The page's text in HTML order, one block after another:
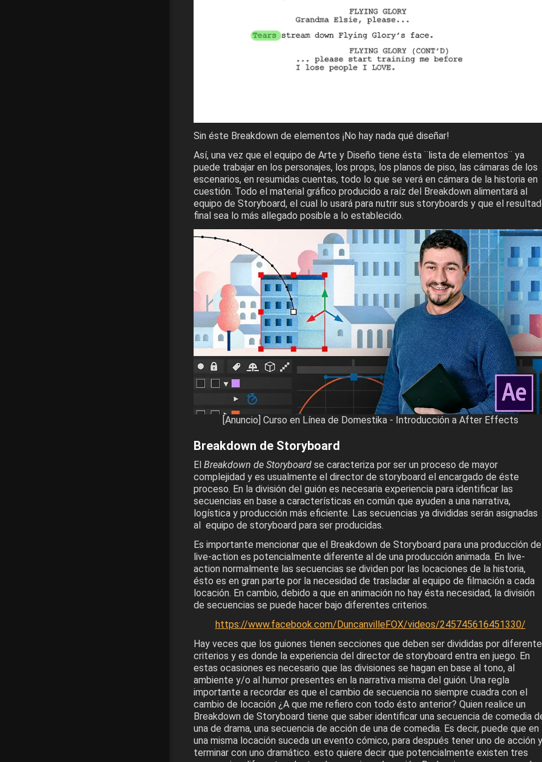
Sin éste Breakdown de elementos ¡No hay nada qué diseñar!
Así, una vez que el equipo de Arte y Diseño tiene ésta ¨lista de elementos¨ ya
puede trabajar en los personajes, los props, los planos de piso, las cámaras de los
escenarios, en resumidas cuentas, todo lo que se verá en cámara de la historia en
cuestión. Todo el material gráfico producido a raíz del Breakdown alimentará al
equipo de Storyboard, el cual lo usará para nutrir sus storyboards y que el
final sea lo más allegado posible a lo establecido.
[Anuncio] Curso en Línea de Domestika - Introducción a After Effects
Breakdown de Storyboard
El Breakdown de Storyboard se caracteriza por ser un proceso de mayor
complejidad y es usualmente el director de storyboard el encargado de éste
proceso. En la división del guión es necesaria experiencia para identificar las
secuencias en base a características en común que ayuden a una narrativa,
logística y producción más eficiente. Las secuencias ya divididas serán asignadas
al equipo de storyboard para ser producidas.
Es importante mencionar que el Breakdown de Storyboard para una producción de
live-action es potencialmente diferente al de una producción animada. En live-
action normalmente las secuencias se dividen por las locaciones de la historia,
ésto es en gran parte por la necesidad de trasladar al equipo de filmación a cada
locación. En cambio, debido a que en animación no hay ésta necesidad, la división
de secuencias se puede hacer bajo diferentes criterios.
https://www.facebook.com/DuncanvilleFOX/videos/245745616451330/
Hay veces que los guiones tienen secciones que deben ser divididas por
criterios y es donde la experiencia del director de storyboard entra en juego. En
estas ocasiones es necesario que las divisiones se hagan en base al tono, al
ambiente y/o al humor presentes en la narrativa misma del guión. Una regla
importante a recordar es que el cambio de secuencia no siempre cuadra con el
cambio de locación ¿A que me refiero con todo ésto anterior? Quien realice un
Breakdown de Storyboard tiene que saber identificar una secuencia de comedia
una de drama, una secuencia de acción de una de comedia. Es decir, puede que en
una misma locación suceda un evento cómico, para después tener uno de acción y
terminar con uno dramático. esto quiere decir que potencialmente existen tres